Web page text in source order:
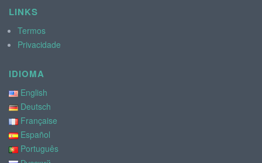
LINKS
Termos
Privacidade
IDIOMA
English
Deutsch
Française
Español
Português